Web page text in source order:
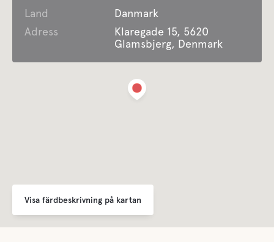
Land
Danmark
Adress
Klaregade 15, 5620
Glamsbjerg, Denmark
Visa färdbeskrivning på kartan